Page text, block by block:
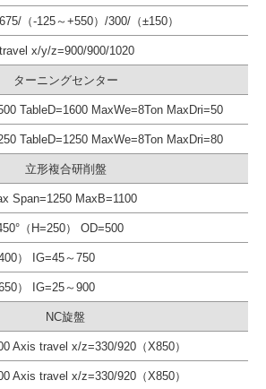
（-125～+550）/300/（±150）
x/y/z=900/900/1020
ターニングセンター
TableD=1600 MaxWe=8Ton MaxDri=50
TableD=1250 MaxWe=8Ton MaxDri=80
立形複合研削盤
Span=1250 MaxB=1100
（H=250） OD=500
） IG=45～750
） IG=25～900
NC旋盤
Axis travel x/z=330/920（X850）
Axis travel x/z=330/920（X850）